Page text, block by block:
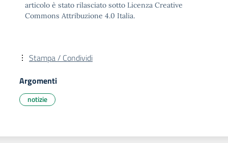
articolo è stato rilasciato sotto Licenza Creative
Commons Attribuzione 4.0 Italia.
Stampa / Condividi
Argomenti
notizie